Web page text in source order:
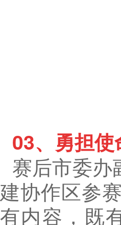
03、 勇担
赛后市委办
建协作区参
有内容，既